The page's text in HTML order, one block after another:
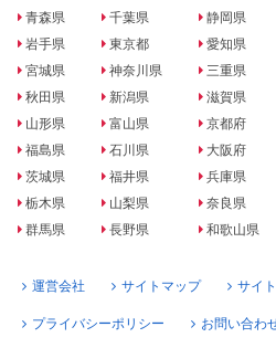
青森県
岩手県
宮城県
秋田県
山形県
福島県
茨城県
栃木県
群馬県
千葉県
東京都
神奈川県
新潟県
富山県
石川県
福井県
山梨県
長野県
静岡県
愛知県
三重県
滋賀県
京都府
大阪府
兵庫県
奈良県
和歌山県
運営会社 サイトマップ サイ
プライバシーポリシー お問い合わ